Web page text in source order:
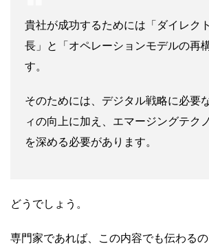
貴社が成功するためには「ダイレク
長」と「オペレーションモデルの再
す。
そのためには、デジタル戦略に必要
ィの向上に加え、エマージングテク
を深める必要があります。
どうでしょう。
専門家であれば、この内容でも伝わる